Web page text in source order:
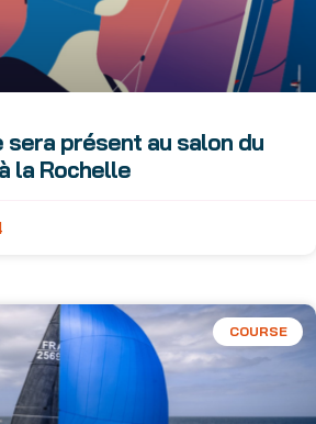
sera présent au salon du
la Rochelle
COURSE